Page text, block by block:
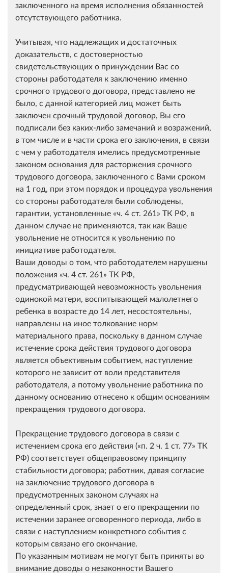
заключенного на время исполнения обязанностей
отсутствующего работника.
Учитывая, что надлежащих и достаточных
доказательств, с достоверностью
свидетельствующих о принуждении Вас со
стороны работодателя к заключению именно
срочного трудового договора, представлено не
было, с данной категорией лиц может быть
заключен срочный трудовой договор, Вы его
подписали без каких-либо замечаний и возражений,
в том числе и в части срока его заключения, в связи
с чем у работодателя имелись предусмотренные
законом основания для расторжения срочного
трудового договора, заключенного с Вами сроком
на 1 год, при этом порядок и процедура увольнения
со стороны работодателя были соблюдены,
гарантии, установленные ч. 4 ст. 261
ТК РФ, в
данном случае не применяются, так как Ваше
увольнение не относится к увольнению по
инициативе работодателя.
Ваши доводы о том, что работодателем нарушены
положения
ч. 4 ст. 261
ТК РФ,
предусматривающей невозможность увольнения
одинокой матери, воспитывающей малолетнего
ребенка в возрасте до 14 лет, несостоятельны,
направлены на иное толкование норм
материального права, поскольку в данном случае
истечение срока действия трудового договора
является объективным событием, наступление
которого не зависит от воли представителя
работодателя, а потому увольнение работника по
данному основанию отнесено к общим основаниям
прекращения трудового договора.
Прекращение трудового договора в связи с
истечением срока его действия ( п. 2 ч. 1 ст. 77 ТК
РФ) соответствует общеправовому принципу
стабильности договора; работник, давая согласие
на заключение трудового договора в
предусмотренных законом случаях на
определенный срок, знает о его прекращении по
истечении заранее оговоренного периода, либо в
связи с наступлением конкретного события с
которым связано его окончание.
По указанным мотивам не могут быть приняты во
внимание доводы о незаконности Вашего